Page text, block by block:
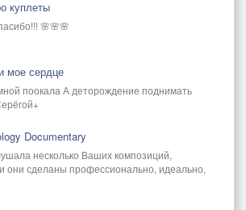
куплеты
🌸🌸🌸
мое сердце
поокала А деторождение поднимать
Documentary
несколько Ваших композиций,
они сделаны профессионально, идеально,